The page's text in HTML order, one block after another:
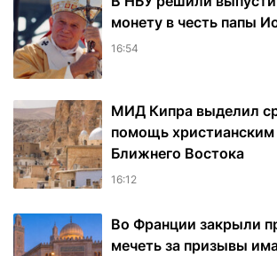
монету в честь папы
16:54
МИД Кипра выделил
помощь
Ближнего Востока
16:12
Во Франции закрыли
мечеть за призывы